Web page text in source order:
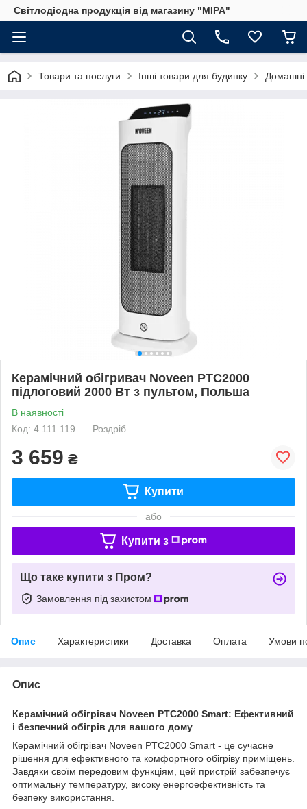
Світлодіодна продукція від магазину "МІРА"
Товари та послуги Інші товари для будинку Домашні
Керамічний обігривач Noveen PTC2000
підлоговий 2000 Вт з пультом, Польша
В наявності
Код: 4 111 119
Роздріб
3 659 ₴
Купити
або
Купити з
Що таке купити з Пром?
Замовлення під захистом
Опис Характеристики Доставка Оплата Умови
Опис
Керамічний обігрівач Noveen PTC2000 Smart: Ефективний
і безпечний обігрів для вашого дому
Керамічний обігрівач Noveen PTC2000 Smart - це сучасне
рішення для ефективного та комфортного обігріву приміщень.
Завдяки своїм передовим функціям, цей пристрій забезпечує
оптимальну температуру, високу енергоефективність та
безпеку використання.